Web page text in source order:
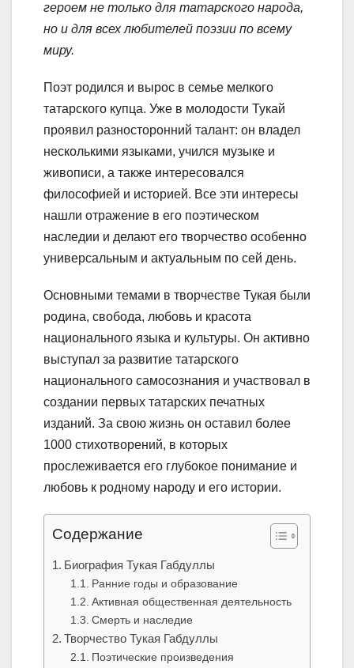
героем не только для татарского народа,
но и для всех любителей поэзии по всему
миру.
Поэт родился и вырос в семье мелкого
татарского купца. Уже в молодости Тукай
проявил разносторонний талант: он владел
несколькими языками, учился музыке и
живописи, а также интересовался
философией и историей. Все эти интересы
нашли отражение в его поэтическом
наследии и делают его творчество особенно
универсальным и актуальным по сей день.
Основными темами в творчестве Тукая были
родина, свобода, любовь и красота
национального языка и культуры. Он активно
выступал за развитие татарского
национального самосознания и участвовал в
создании первых татарских печатных
изданий. За свою жизнь он оставил более
1000 стихотворений, в которых
прослеживается его глубокое понимание и
любовь к родному народу и его истории.
Содержание
Биография Тукая Габдуллы
Ранние годы и образование
Активная общественная деятельность
Смерть и наследие
Творчество Тукая Габдуллы
Поэтические произведения